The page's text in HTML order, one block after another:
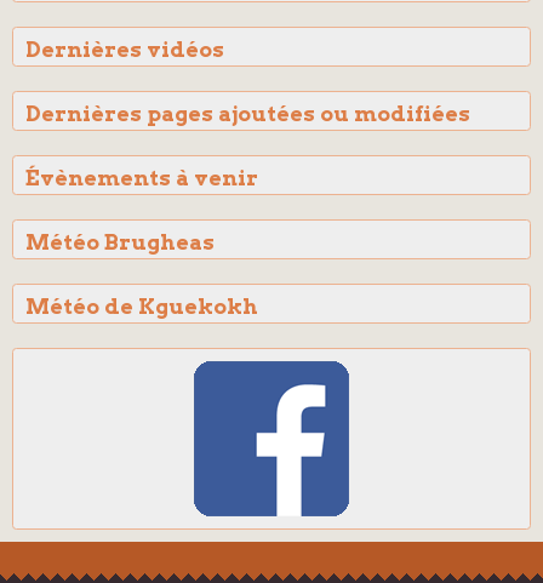
Dernières vidéos
Dernières pages ajoutées ou modifiées
Évènements à venir
Météo Brugheas
Météo de Kguekokh